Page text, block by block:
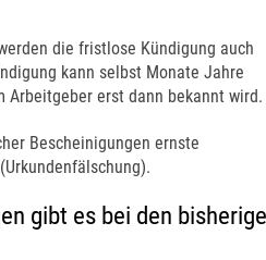
die fristlose Kündigung auch
kann selbst Monate Jahre
Arbeitgeber erst dann bekannt wird.
Bescheinigungen ernste
gibt es bei den